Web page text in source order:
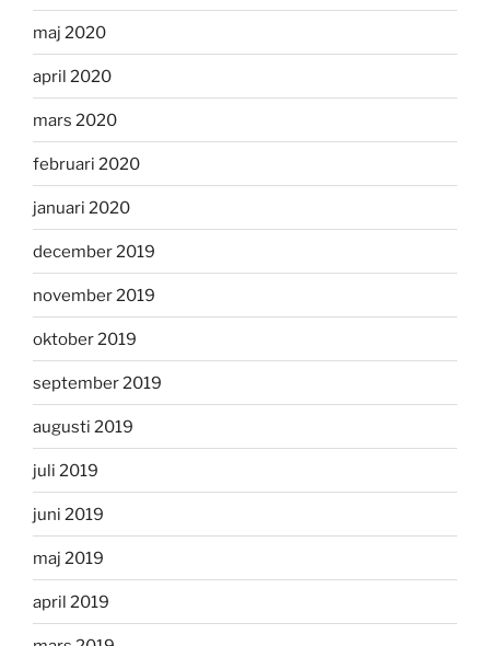
maj 2020
april 2020
mars 2020
februari 2020
januari 2020
december 2019
november 2019
oktober 2019
september 2019
augusti 2019
juli 2019
juni 2019
maj 2019
april 2019